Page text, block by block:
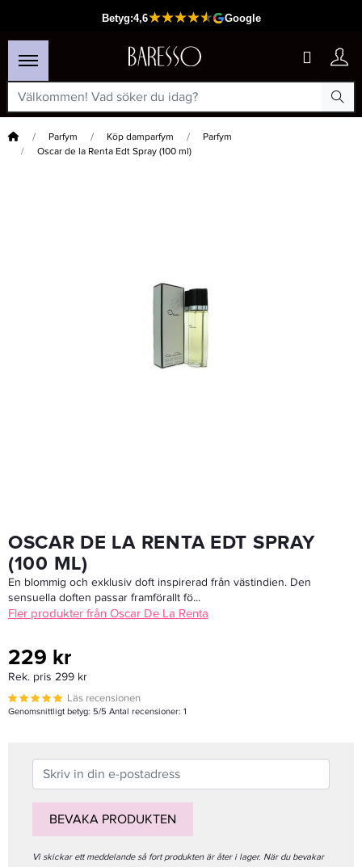
Hem Parfym Köp damparfym
Parfym
Oscar de la Renta Edt Spray (100 ml)
Hot Tools Evolve Black Gold 32mm - Plattång
OSCAR DE LA RENTA EDT SPRAY
(100 ML)
En blommig och exklusiv doft inspirerad från västindien. Den
sensuella doften passar framförallt fö...
Fler produkter från Oscar De La Renta
229 kr
Rek. pris 299 kr
Läs recensionen
Genomsnittligt betyg: 5/5 Antal recensioner: 1
BEVAKA PRODUKTEN
Vi skickar ett meddelande så fort produkten är åter i lager. När du bevakar